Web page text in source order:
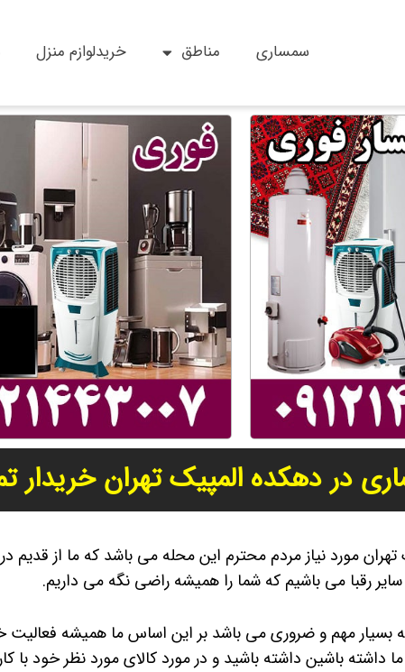
سمساری مناطق خریدلوازم منزل
در دهکده المپیک تهران خریدار
مورد نیاز مردم محترم این محله می باشد که ما از
رقبا می باشیم که شما را همیشه راضی نگه می داریم.
مهم و ضروری می باشد بر این اساس ما همیشه فعالیت
داشته باشین داشته باشید و در مورد کالای مورد نظر خود با